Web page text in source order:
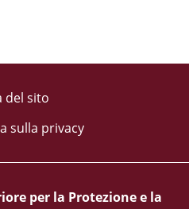
del sito
sulla privacy
per la Protezione e la